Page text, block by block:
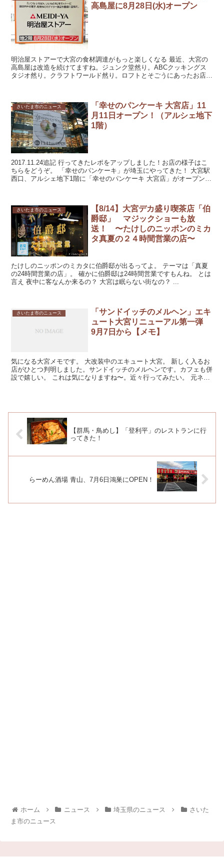
高島屋に8月28日(水)オープン
明治屋ストアーで大宮の食材調達がもっと楽しくなる 最近、大宮の
高島屋は改造を続けてますね。ジュンク堂然り。ABCクッキングス
タジオ然り。クラフトワールド然り。ロフトとそごうにあったお店た
さいたま市のニュース
「幸せのパンケーキ 大宮店」11
月11日オープン！（アルシェ地下
1階）
2017.11.24追記 行ってきたレポをアップしました！お店の様子はこ
ちらをどうぞ。 「幸せのパンケーキ」が埼玉にやってきた！ 大宮駅
西口、アルシェ地下1階に「幸せのパンケーキ 大宮店」がオープンし
さいたま市のニュース
【8/14】大宮デカ盛り喫茶店「伯
爵邸」 マジックショーも放
送！ 〜たけしのニッポンのミカ
タ真夏の２４時間営業の店〜
たけしのニッポンのミカタに伯爵邸が出るってよ。 テーマは「真夏
の24時間営業の店」。 確かに伯爵邸は24時間営業ですもんね。 とは
言え 夜中に客なんか来るの？ 大宮は眠らない街なの？ ...
さいたま市のニュース
「サンドイッチのメルヘン」エキ
ュート大宮リニューアル第一弾
9月7日から【メモ】
気になる大宮メモです。 大改装中のエキュート大宮。 新しく入るお
店がひとつ判明しました。サンドイッチのメルヘンです。カフェも併
設で嬉しい。 これは気になりますね〜。近々行ってみたい。 元ネタ
【群馬・鳥めし】「登利平」のレストランに行
ってきた！
らーめん酒場 青山、7月6日鴻巣にOPEN！
ホーム ニュース 埼玉県のニュース
さいた
ま市のニュース